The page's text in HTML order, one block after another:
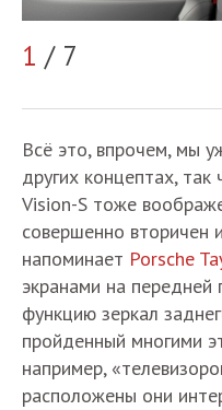
1 / 7
Всё это, впрочем, мы
других концептах,
Vision-S тоже
совершенно вторичен
напоминает Porsche
экранами на
функцию зеркал
пройденный многими
например,
расположены они